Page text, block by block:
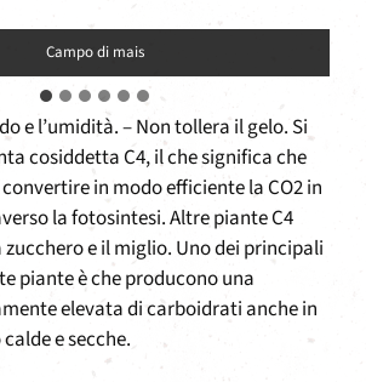
Campo di mais
e l’umidità. – Non tollera il gelo. Si
cosiddetta C4, il che significa che
in modo efficiente la CO2 in
la fotosintesi. Altre piante C4
e il miglio. Uno dei principali
piante è che producono una
elevata di carboidrati anche in
e secche.